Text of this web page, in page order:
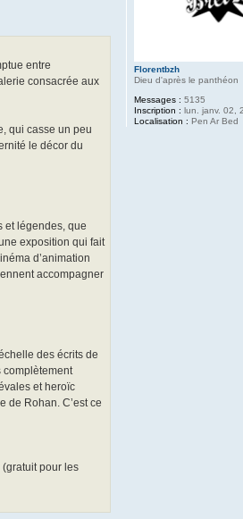
l
o
r
)
Florentbzh
Dieu d'après le panthéon
Messages : 5135
Inscription : lun. janv. 02,
Localisation : Pen Ar Bed
entre
consacrée aux
qui casse un peu
le décor du
et légendes, que
exposition qui fait
d’animation
accompagner
des écrits de
complètement
et heroïc
de Rohan. C’est ce
pour les